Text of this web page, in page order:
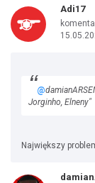
Adi17
@
Jorginho, Elneny"
Największy